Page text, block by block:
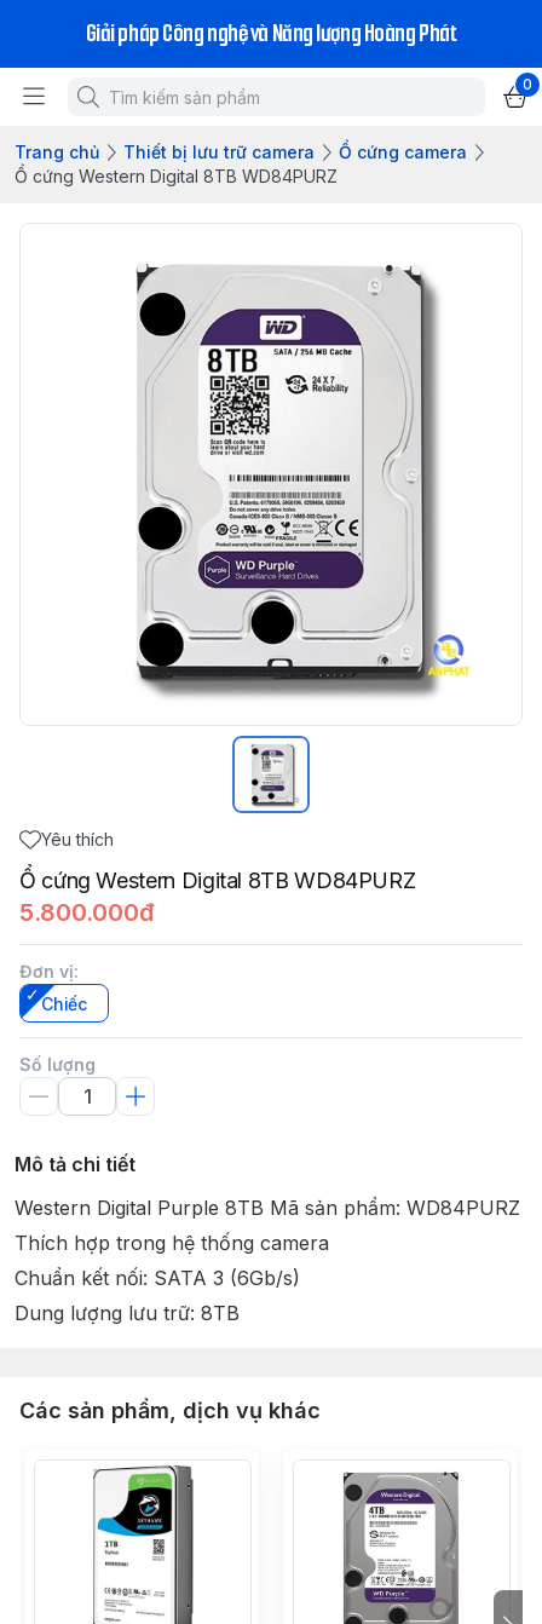
Giải pháp Công nghệ và Năng lượng Hoàng Phát
0
Trang chủ Thiết bị lưu trữ camera
Ổ cứng camera
Ổ cứng Western Digital 8TB WD84PURZ
Yêu thích
Ổ cứng Western Digital 8TB WD84PURZ
5.800.000đ
Đơn vị:
Chiếc
Số lượng
Mô tả chi tiết
Western Digital Purple 8TB Mã sản phẩm: WD84PURZ
Thích hợp trong hệ thống camera
Chuẩn kết nối: SATA 3 (6Gb/s)
Dung lượng lưu trữ: 8TB
Các sản phẩm, dịch vụ khác